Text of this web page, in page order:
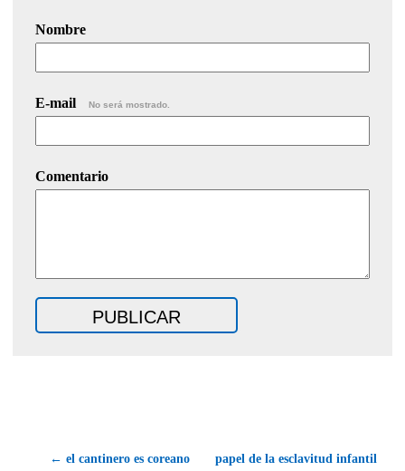
Nombre
E-mail No será mostrado.
Comentario
← el cantinero es coreano papel de la esclavitud infantil